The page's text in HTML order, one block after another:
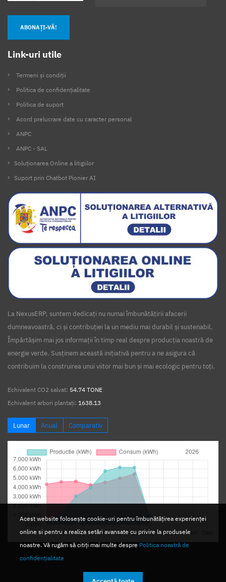
Acest website folosește cookie-uri pentru îmbunătățirea experienței
online si pentru a realiza setări avansate cu privire la produsele
noastre. Vă rugăm să citiți mai multe despre Politica noastră de
confidențialitate
ABONAȚI-VĂ!
Link-uri utile
Termeni și condiții
Politica de confidențialitate
Politica de suport
Acord prelucrare date cu caracter personal
ANPC
ANPC - SAL
Soluționarea Online a litigiilor
Suport prin Chatbot Pionier AI
La NexusERP, suntem dedicați nu numai îmbunătățirii afacerii
dumneavoastră, ci și contribuției la un mediu mai durabil și sustenabil.
Împărtășim mai jos informații în timp real despre producția noastră de
energie verde. Susținem această inițiativă pentru a ne asigura că
contribuim la construirea unui viitor mai bun și mai ecologic pentru toți.
Echivalent CO2 salvat: 54.74 TONE
Echivalent arbori plantați: 1638.13
Lunar Anual Comparativ